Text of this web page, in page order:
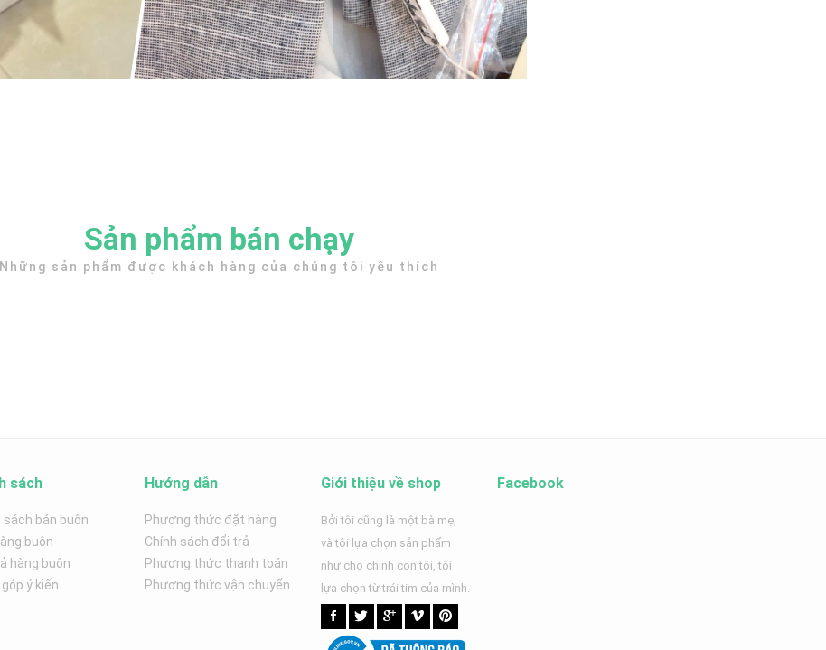
Sản phẩm bán chạy
Những sản phẩm được khách hàng của chúng tôi yêu thích
sách
sách bán buôn
buôn
hàng buôn
ý kiến
Hướng dẫn
Phương thức đặt hàng
Chính sách đổi trả
Phương thức thanh toán
Phương thức vận chuyển
Giới thiệu về shop
Bởi tôi cũng là một bà mẹ,
và tôi lựa chọn sản phẩm
như cho chính con tôi, tôi
lựa chọn từ trái tim của mình.
Facebook